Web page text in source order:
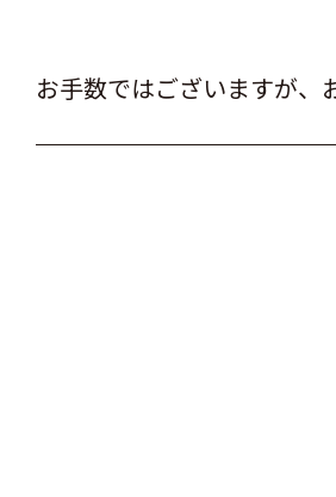
お手数ではございますが、